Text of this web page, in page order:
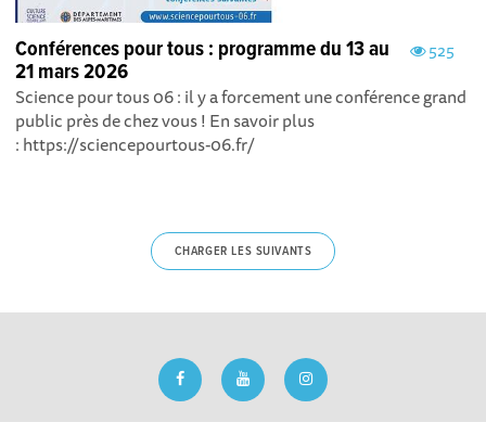
525
Conférences pour tous : programme du 13 au
21 mars 2026
Science pour tous 06 : il y a forcement une conférence grand
public près de chez vous ! En savoir plus
: https://sciencepourtous-06.fr/
CHARGER LES SUIVANTS